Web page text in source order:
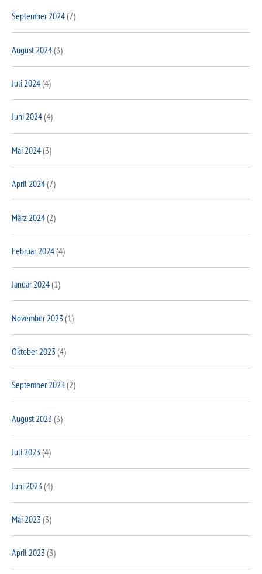
September 2024(7)
August 2024(3)
Juli 2024(4)
Juni 2024(4)
Mai 2024(3)
April 2024(7)
März 2024(2)
Februar 2024(4)
Januar 2024(1)
November 2023(1)
Oktober 2023(4)
September 2023(2)
August 2023(3)
Juli 2023(4)
Juni 2023(4)
Mai 2023(3)
April 2023(3)